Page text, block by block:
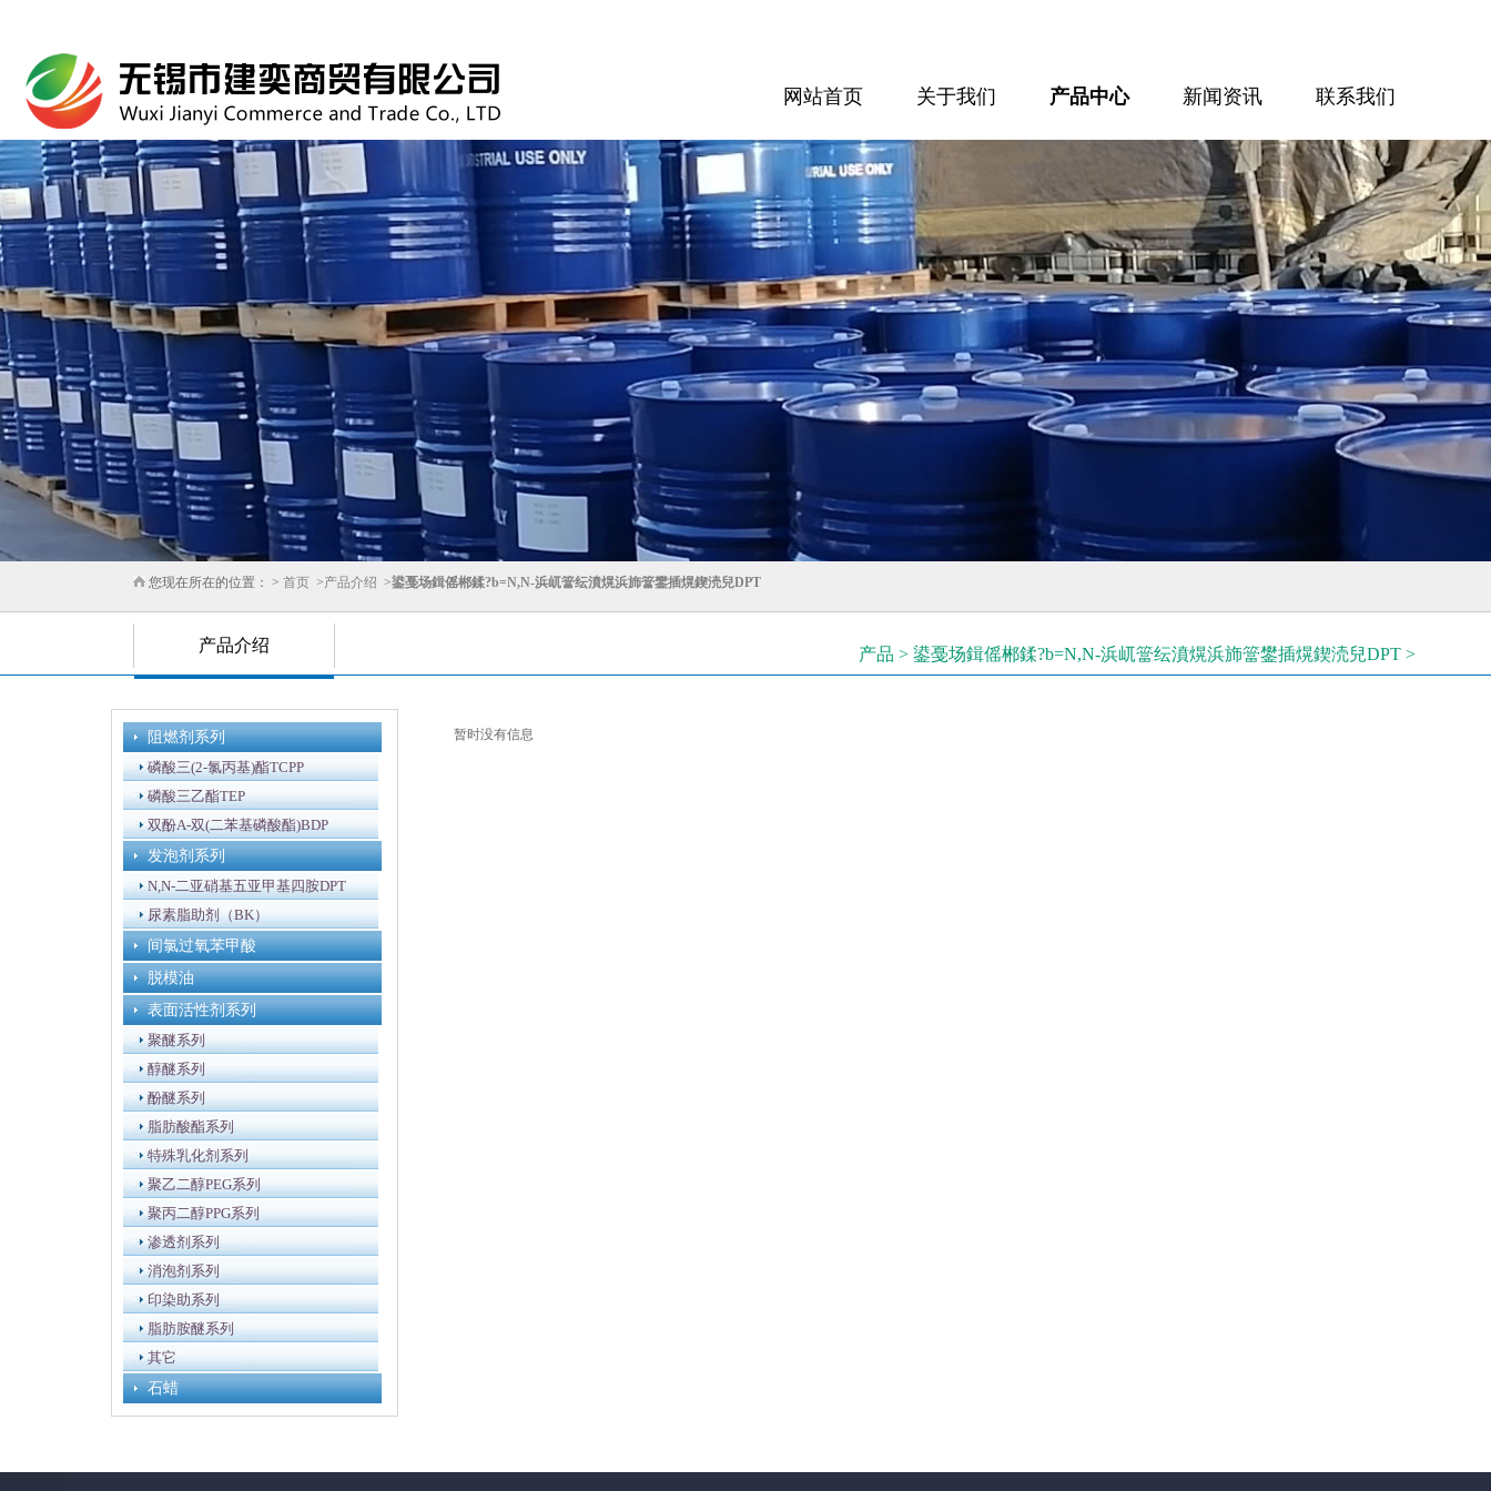
网站首页 关于我们 产品中心 新闻资讯 联系我们
您现在所在的位置： > 首页 >产品介绍 >鍙戞场鍓傜郴鍒?b=N,N-浜屼簹纭濆熀浜斾簹鐢插熀鍥涜兒DPT
产品介绍 产品 > 鍙戞场鍓傜郴鍒?b=N,N-浜屼簹纭濆熀浜斾簹鐢插熀鍥涜兒DPT >
阻燃剂系列
磷酸三(2-氯丙基)酯TCPP
磷酸三乙酯TEP
双酚A-双(二苯基磷酸酯)BDP
发泡剂系列
N,N-二亚硝基五亚甲基四胺DPT
尿素脂助剂（BK）
间氯过氧苯甲酸
脱模油
表面活性剂系列
聚醚系列
醇醚系列
酚醚系列
脂肪酸酯系列
特殊乳化剂系列
聚乙二醇PEG系列
聚丙二醇PPG系列
渗透剂系列
消泡剂系列
印染助系列
脂肪胺醚系列
其它
石蜡
暂时没有信息